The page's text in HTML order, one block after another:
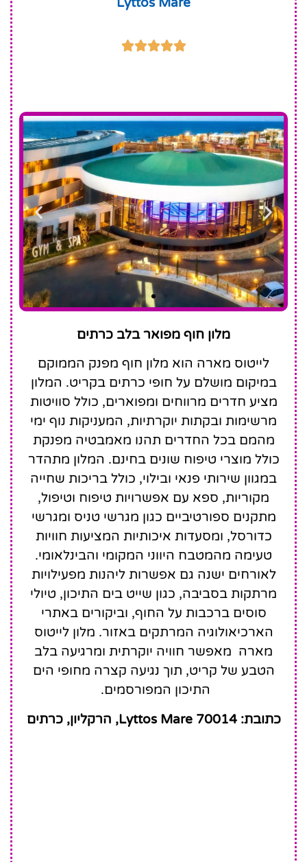





Lyttos
Mare
מלון חוף מפואר בלב כרתים
לייטוס מארה הוא מלון חוף מפנק הממוקם
במיקום מושלם על חופי כרתים בקריט. המלון
מציע חדרים מרווחים ומפוארים, כולל סוויטות
מרשימות ובקתות יוקרתיות, המעניקות נוף ימי
מהמם בכל החדרים תהנו מאמבטיה מפנקת
כולל מוצרי טיפוח שונים בחינם. המלון מתהדר
במגוון שירותי פנאי ובילוי, כולל בריכות שחייה
מקוריות, ספא עם אפשרויות טיפוח וטיפול,
מתקנים ספורטיביים כגון מגרשי טניס ומגרשי
כדורסל, ומסעדות איכותיות המציעות חוויות
טעימה מהמטבח היווני המקומי והבינלאומי.
לאורחים ישנה גם אפשרות ליהנות מפעילויות
מרתקות בסביבה, כגון שייט בים התיכון, טיולי
סוסים ברכבות על החוף, וביקורים באתרי
הארכיאולוגיה המרתקים באזור. מלון לייטוס
מארה מאפשר חוויה יוקרתית ומרגיעה בלב
הטבע של קריט, תוך נגיעה קצרה מחופי הים
התיכון המפורסמים.
כתובת: Lyttos Mare 70014, הרקליון, כרתים